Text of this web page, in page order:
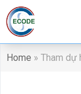
Home » Tham dự